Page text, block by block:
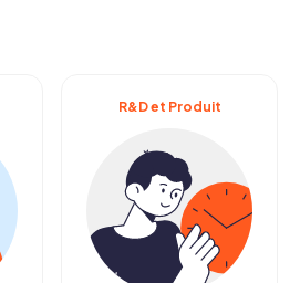
R&D et Produit